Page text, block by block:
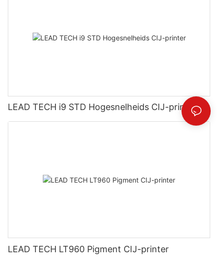
LEAD TECH i9 STD Hogesnelheids CIJ-printer
LEAD TECH LT960 Pigment CIJ-printer